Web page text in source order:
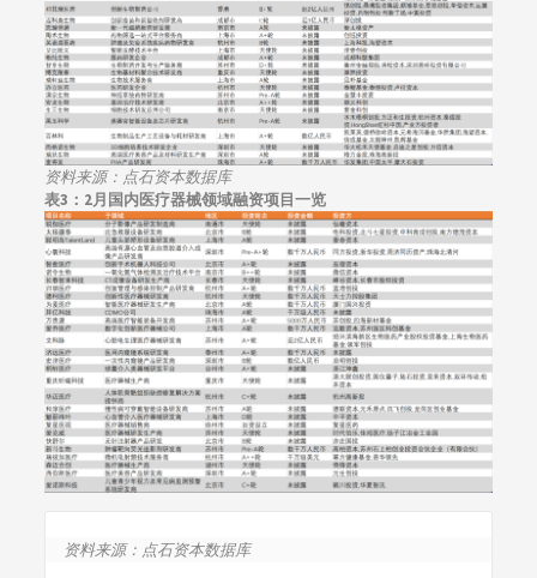
资料来源：点石资本数据库
表3： 2月国内医疗器械领域融资项目一览
资料来源：点石资本数据库